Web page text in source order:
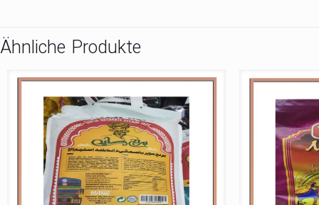
Ähnliche Produkte